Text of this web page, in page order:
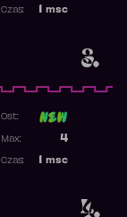
3.
msc
Czas:
4.
Ost:
4
Max:
msc
Czas: